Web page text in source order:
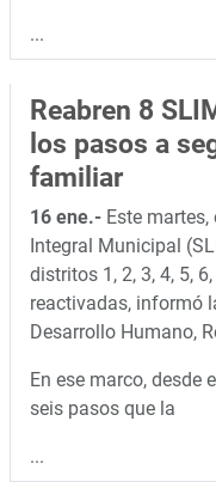
...
Reabren 8
los pasos a
familiar
16 ene.- Este
Integral Municipal
distritos 1, 2, 3, 4, 5,
reactivadas, informó
Desarrollo Humano,
En ese marco, desde
seis pasos que la
...